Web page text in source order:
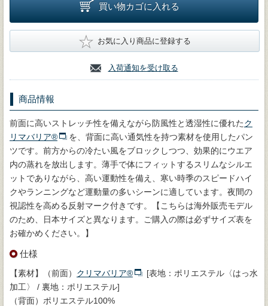
買い物カゴに入れる
★ お気に入り商品に登録する
入荷通知を受け取る
商品情報
前面に高いストレッチ性を備えながら防風性と透湿性に優れたク
リマバリア®
を、背面に高い通気性を持つ素材を使用したパン
ツです。前方からの冷たい風をブロックしつつ、効果的にウエア
内の蒸れを放出します。薄手で体にフィットするスリムなシルエ
ットでありながら、高い運動性を備え、寒い時季のスピードハイ
クやランニングなど運動量の多いシーンに適しています。夜間の
視認性を高める反射マーク付きです。【こちらは海外販売モデル
のため、日本サイズと異なります。ご購入の際は必ずサイズ表を
お確かめください。】
仕様
【素材】（前面） クリマバリア®
[表地：ポリエステル〈はっ水
加工〉 / 裏地：ポリエステル]
（背面）ポリエステル100%